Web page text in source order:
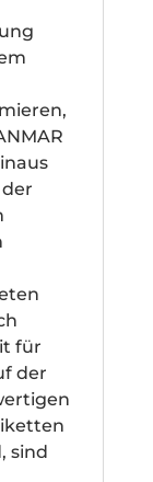
für
der
sind